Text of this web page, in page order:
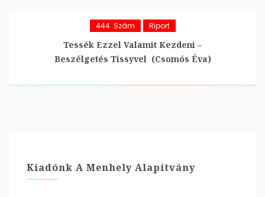
444. Szám Riport
Tessék Ezzel Valamit Kezdeni –
Beszélgetés Tissyvel (Csomós Éva)
Kiadónk A Menhely Alapítvány